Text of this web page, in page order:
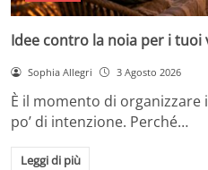
Idee contro la noia per i tuoi
Sophia Allegri 3 Agosto 2026
È il momento di
po’ di intenzione. Perché…
Leggi di più